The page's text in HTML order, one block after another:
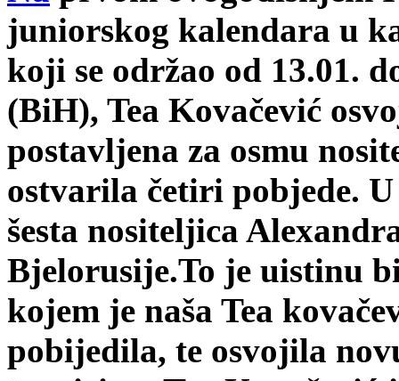
juniorskog kalendara u
koji se održao od 13.01.
(BiH), Tea Kovačević
postavljena za osmu
ostvarila četiri pobjede.
šesta nositeljica
Bjelorusije.To je uistinu
kojem je naša Tea
pobijedila, te osvojila